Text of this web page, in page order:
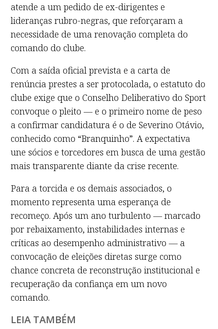
atende a um pedido de ex-dirigentes e
lideranças rubro-negras, que reforçaram a
necessidade de uma renovação completa do
comando do clube.
Com a saída oficial prevista e a carta de
renúncia prestes a ser protocolada, o estatuto do
clube exige que o Conselho Deliberativo do Sport
convoque o pleito — e o primeiro nome de peso
a confirmar candidatura é o de Severino Otávio,
conhecido como “Branquinho”. A expectativa
une sócios e torcedores em busca de uma gestão
mais transparente diante da crise recente.
Para a torcida e os demais associados, o
momento representa uma esperança de
recomeço. Após um ano turbulento — marcado
por rebaixamento, instabilidades internas e
críticas ao desempenho administrativo — a
convocação de eleições diretas surge como
chance concreta de reconstrução institucional e
recuperação da confiança em um novo
comando.
LEIA TAMBÉM